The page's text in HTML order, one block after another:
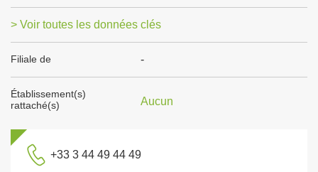
> Voir toutes les données clés
Filiale de -
Établissement(s)
rattaché(s)
Aucun
+33 3 44 49 44 49